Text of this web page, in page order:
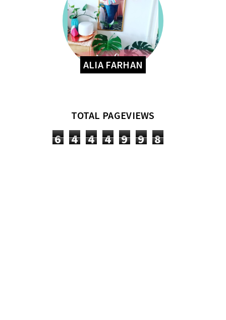
ALIA FARHAN
TOTAL PAGEVIEWS
6 4 4 4 9 9 8